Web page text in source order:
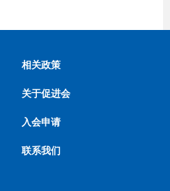
相关政策
关于促进会
入会申请
联系我们